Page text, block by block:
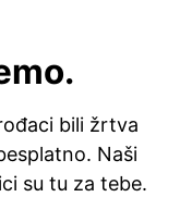
bili žrtva
Naši
su tu za tebe.